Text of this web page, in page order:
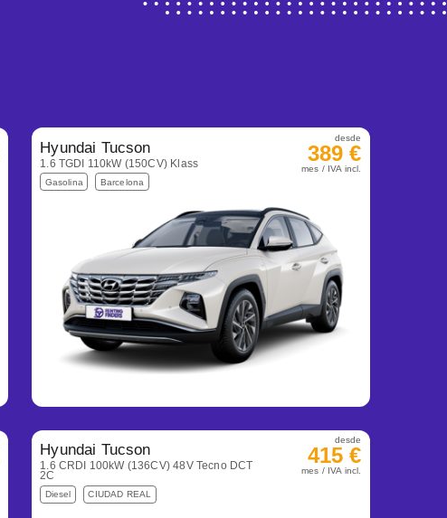
Hyundai Tucson
1.6 TGDI 110kW (150CV) Klass
Gasolina Barcelona
desde
389 €
mes / IVA incl.
Hyundai Tucson
1.6 CRDI 100kW (136CV) 48V Tecno DCT
2C
Diesel CIUDAD REAL
desde
415 €
mes / IVA incl.